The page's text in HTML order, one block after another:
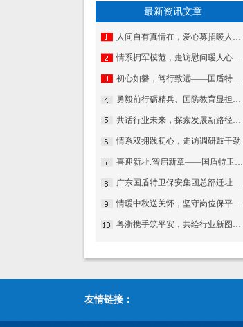
最新资讯文章
人间自有真情在，爱心募捐暖人心——国盾特卫工会为因病致困顿员工发起募捐
情系拥军模范，走访慰问暖人心——佛山市退役军人事务局走访慰问我司董事长夏学树
初心如磐，笃行致远——国盾特卫保安服务集团2026新年贺词
勇毅前行砺精兵、国防教育显担当——热烈祝贺我公司代表队在“南海前哨”广东省第一届国防技能竞赛中斩获佳绩
共话行业未来，探索发展新路径——集团董事长夏学树率队应邀出席亚洲专业保安协会香港分会周年大会
情系双拥践初心，走访调研鼓干劲
喜迎新址.智启新章——国盾特卫焕新出发乔迁庆典安保数智运营调度中心启用揭牌仪式
广东国盾特卫保安集团总部迁址公告
情暖中秋送关怀，坚守岗位保平安​——集团公司工会组织开展“情暖中秋”慰问活动
粤浙携手筑平安，共绘行业新图景——国盾特卫与安邦科技战略合作暨人防一体化项目签约仪式圆满举行
友情链接：